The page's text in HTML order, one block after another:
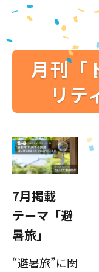
月刊「
リテ
7月掲載
テーマ「避
暑旅」
“避暑旅”に関